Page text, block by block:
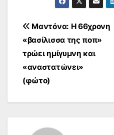
Πλοήγηση
άρθρων
Μαντόνα: Η 66χρονη
«βασίλισσα της ποπ»
τρώει ημίγυμνη και
«αναστατώνει»
(φώτο)